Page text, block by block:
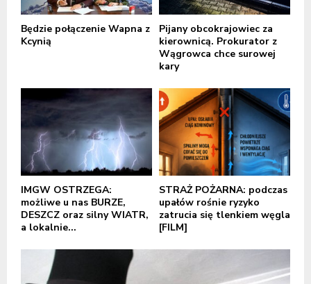
Będzie połączenie Wapna z
Kcynią
Pijany obcokrajowiec za
kierownicą. Prokurator z
Wągrowca chce surowej
kary
IMGW OSTRZEGA:
możliwe u nas BURZE,
DESZCZ oraz silny WIATR,
a lokalnie...
STRAŻ POŻARNA: podczas
upałów rośnie ryzyko
zatrucia się tlenkiem węgla
[FILM]